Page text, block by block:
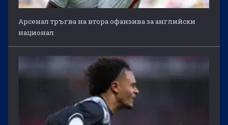
Арсенал тръгва на втора офанзива за английски
национал